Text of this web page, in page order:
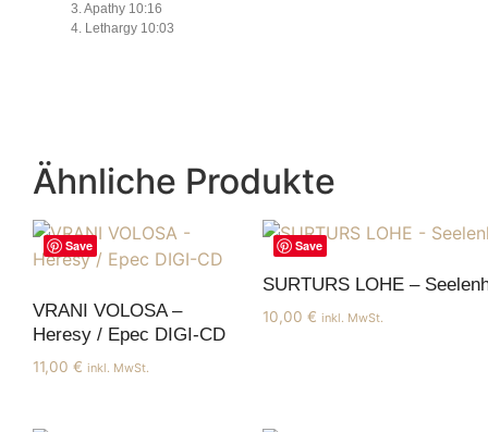
3. Apathy 10:16
4. Lethargy 10:03
Ähnliche Produkte
Save
VRANI VOLOSA –
Heresy / Epec DIGI-CD
11,00 € inkl. MwSt.
Save
SURTURS LOHE –
10,00 € inkl. MwSt.